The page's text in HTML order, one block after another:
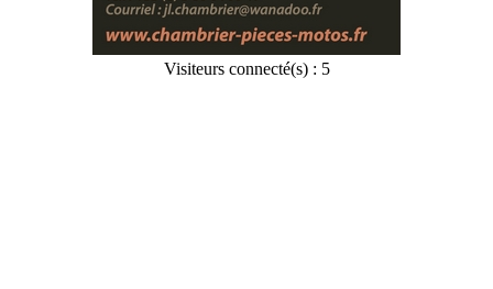
Visiteurs connecté(s) : 5